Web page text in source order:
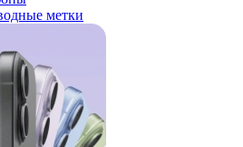
метки